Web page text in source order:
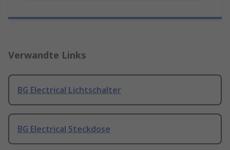
Verwandte Links
BG Electrical Lichtschalter
BG Electrical Steckdose